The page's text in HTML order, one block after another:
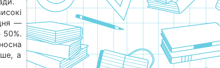
—
50%.
а